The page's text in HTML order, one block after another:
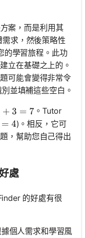
案，而是利用其
求，然後策略性
學習旅程。此功
立在基礎之上的。
可能會變得非常令
並填補這些空白。
+ 3 = 7
+ 3 = 7 。Tutor
4
= 4)。相反，它可
，幫助您自己得出
處
的好處有很
個人需求和學習風